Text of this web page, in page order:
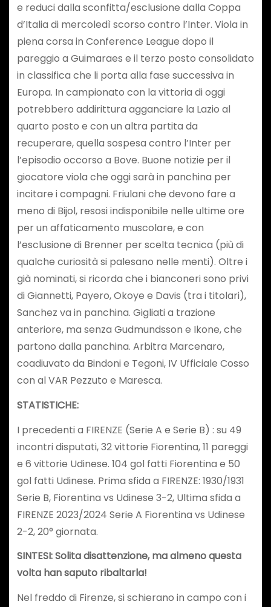
e reduci dalla sconfitta/esclusione dalla Coppa
d’Italia di mercoledì scorso contro l’Inter. Viola in
piena corsa in Conference League dopo il
pareggio a Guimaraes e il terzo posto consolidato
in classifica che li porta alla fase successiva in
Europa. In campionato con la vittoria di oggi
potrebbero addirittura agganciare la Lazio al
quarto posto e con un altra partita da
recuperare, quella sospesa contro l’Inter per
l’episodio occorso a Bove. Buone notizie per il
giocatore viola che oggi sarà in panchina per
incitare i compagni. Friulani che devono fare a
meno di Bijol, resosi indisponibile nelle ultime ore
per un affaticamento muscolare, e con
l’esclusione di Brenner per scelta tecnica (più di
qualche curiosità si palesano nelle menti). Oltre i
già nominati, si ricorda che i bianconeri sono privi
di Giannetti, Payero, Okoye e Davis (tra i titolari),
Sanchez va in panchina. Gigliati a trazione
anteriore, ma senza Gudmundsson e Ikone, che
partono dalla panchina. Arbitra Marcenaro,
coadiuvato da Bindoni e Tegoni, IV Ufficiale Cosso
con al VAR Pezzuto e Maresca.
STATISTICHE:
I precedenti a FIRENZE (Serie A e Serie B) : su 49
incontri disputati, 32 vittorie Fiorentina, 11 pareggi
e 6 vittorie Udinese. 104 gol fatti Fiorentina e 50
gol fatti Udinese. Prima sfida a FIRENZE: 1930/1931
Serie B, Fiorentina vs Udinese 3-2, Ultima sfida a
FIRENZE 2023/2024 Serie A Fiorentina vs Udinese
2-2, 20° giornata.
SINTESI:Solita disattenzione, ma almeno questa
volta han saputo ribaltarla!
Nel freddo di Firenze, si schierano in campo con i